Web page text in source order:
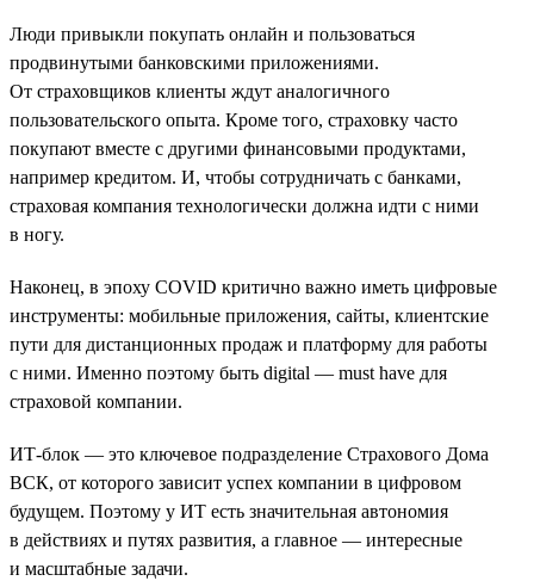
Люди привыкли покупать онлайн и пользоваться
продвинутыми банковскими приложениями.
От страховщиков клиенты ждут аналогичного
пользовательского опыта. Кроме того, страховку часто
покупают вместе с другими финансовыми продуктами,
например кредитом. И, чтобы сотрудничать с банками,
страховая компания технологически должна идти с ними
в ногу.
Наконец, в эпоху COVID критично важно иметь цифровые
инструменты: мобильные приложения, сайты, клиентские
пути для дистанционных продаж и платформу для работы
с ними. Именно поэтому быть digital — must have для
страховой компании.
ИТ-блок — это ключевое подразделение Страхового Дома
ВСК, от которого зависит успех компании в цифровом
будущем. Поэтому у ИТ есть значительная автономия
в действиях и путях развития, а главное — интересные
и масштабные задачи.